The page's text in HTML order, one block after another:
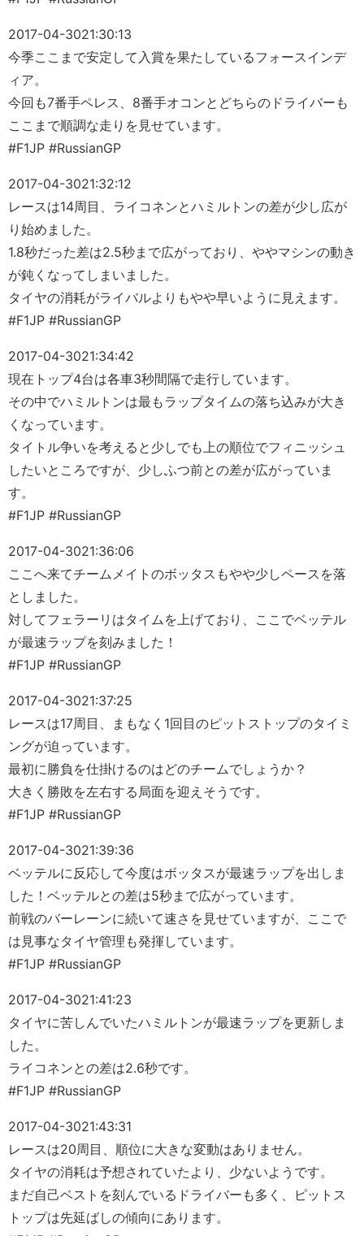
2017-04-3021:30:13
今季ここまで安定して入賞を果たしているフォースインデ
ィア。
今回も7番手ペレス、8番手オコンとどちらのドライバーも
ここまで順調な走りを見せています。
#F1JP #RussianGP
2017-04-3021:32:12
レースは14周目、ライコネンとハミルトンの差が少し広が
り始めました。
1.8秒だった差は2.5秒まで広がっており、ややマシンの動き
が鈍くなってしまいました。
タイヤの消耗がライバルよりもやや早いように見えます。
#F1JP #RussianGP
2017-04-3021:34:42
現在トップ4台は各車3秒間隔で走行しています。
その中でハミルトンは最もラップタイムの落ち込みが大き
くなっています。
タイトル争いを考えると少しでも上の順位でフィニッシュ
したいところですが、少しふつ前との差が広がっていま
す。
#F1JP #RussianGP
2017-04-3021:36:06
ここへ来てチームメイトのボッタスもやや少しペースを落
としました。
対してフェラーリはタイムを上げており、ここでベッテル
が最速ラップを刻みました！
#F1JP #RussianGP
2017-04-3021:37:25
レースは17周目、まもなく1回目のピットストップのタイミ
ングが迫っています。
最初に勝負を仕掛けるのはどのチームでしょうか？
大きく勝敗を左右する局面を迎えそうです。
#F1JP #RussianGP
2017-04-3021:39:36
ベッテルに反応して今度はボッタスが最速ラップを出しま
した！ベッテルとの差は5秒まで広がっています。
前戦のバーレーンに続いて速さを見せていますが、ここで
は見事なタイヤ管理も発揮しています。
#F1JP #RussianGP
2017-04-3021:41:23
タイヤに苦しんでいたハミルトンが最速ラップを更新しま
した。
ライコネンとの差は2.6秒です。
#F1JP #RussianGP
2017-04-3021:43:31
レースは20周目、順位に大きな変動はありません。
タイヤの消耗は予想されていたより、少ないようです。
まだ自己ベストを刻んでいるドライバーも多く、ピットス
トップは先延ばしの傾向にあります。